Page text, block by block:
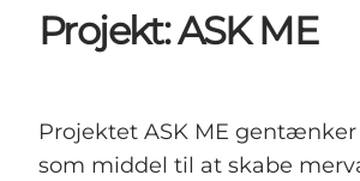
Projekter
Partnersamarbejde
Presse
Om os
Projekt: ASK ME
Projektet ASK ME
som middel til at skabe